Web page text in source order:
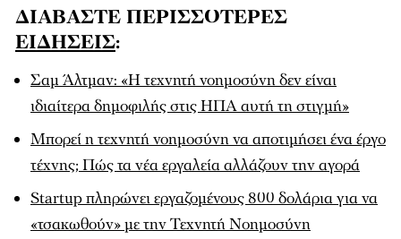
ΔΙΑΒΑΣΤΕ ΠΕΡΙΣΣΟΤΕΡΕΣ
ΕΙΔΗΣΕΙΣ:
Σαμ Άλτμαν: «Η τεχνητή νοημοσύνη δεν είναι
ιδιαίτερα δημοφιλής στις ΗΠΑ αυτή τη στιγμή»
Μπορεί η τεχνητή νοημοσύνη να αποτιμήσει ένα έργο
τέχνης; Πώς τα νέα εργαλεία αλλάζουν την αγορά
Startup πληρώνει εργαζομένους 800 δολάρια για να
«τσακωθούν» με την Τεχνητή Νοημοσύνη